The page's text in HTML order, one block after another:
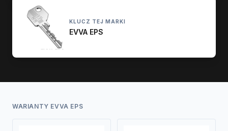
KLUCZ TEJ MARKI
EVVA EPS
WARIANTY EVVA EPS